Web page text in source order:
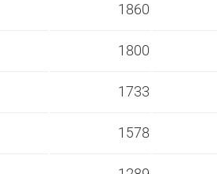
1860
1800
1733
1578